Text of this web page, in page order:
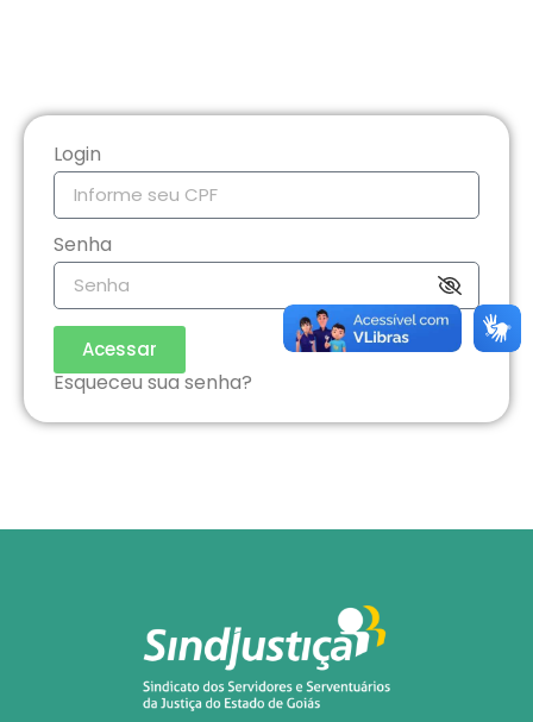
Login
Senha
Acessar
Esqueceu sua senha?